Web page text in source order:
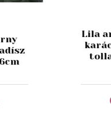
Lila